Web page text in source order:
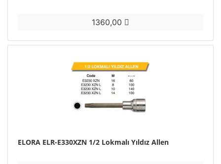
1360,00
ELORA ELR-E330XZN 1/2 Lokmalı Yıldız Allen